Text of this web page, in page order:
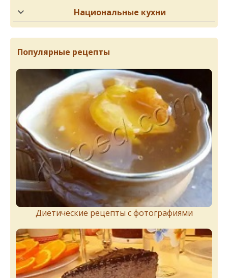
Национальные кухни
Популярные рецепты
Диетические рецепты с фотографиями